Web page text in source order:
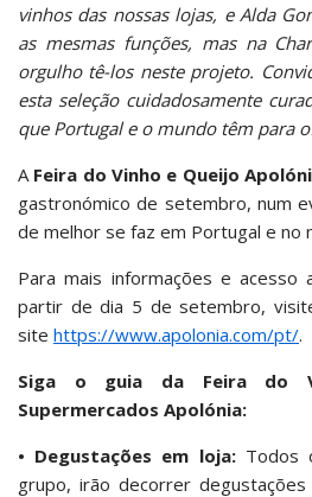
vinhos das nossas lojas, e Alda
as mesmas funções, mas na
orgulho tê-los neste projeto.
esta seleção cuidadosamente
que Portugal e o mundo têm para
A Feira do Vinho e Queijo
gastronómico de setembro, num
de melhor se faz em Portugal e no
Para mais informações e acesso
partir de dia 5 de setembro,
site https://www.apolonia.com/pt/.
Siga o guia da Feira do
Supermercados Apolónia:
• Degustações em loja: Todos
grupo, irão decorrer